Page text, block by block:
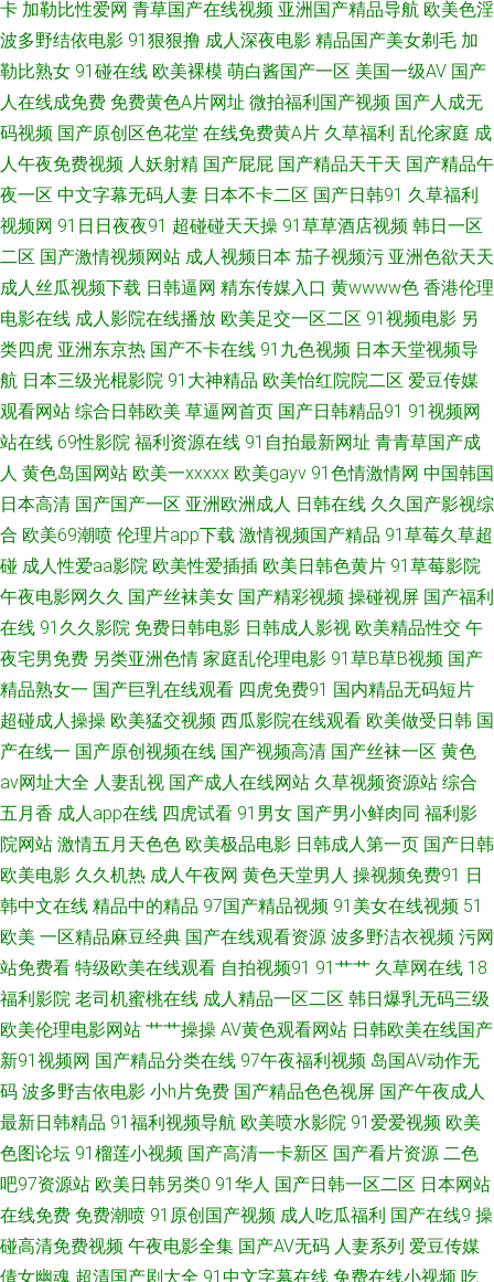
五月天干逼网站1 欧美网站a 国产日韩久久影院 AV淫网 狼人伊人色 激情欧美
亚 国产h片在线下载 97超碰探花 丝袜熟女中文字幕 欧美日A片 国产精品国
产自产 91在线精品视频 熟女福利视频导航 操免片视频 www五月天色 在线
中文字幕视频 深夜福利网 精品探花 99热这里有精品 91超碰在线内射 日日骚
AV网站 免费拳交群交 国产在线观看91 91在线丝袜 91豆花视频网址 婷婷四
播共享福利 婷婷四色超碰 91h人妻网站 香蕉污视频破解版 青青操影院 国产
人妖丝袜 99福利导航微拍 亚洲国产欧美另类 人人摸人人操人人 黄色A片网
址 av亚洲色色香蕉 91豆花视频在线 天天爽天天弄 欧美玖玖爱111 国产一二
三四 爱豆传媒AV 亚洲视频日韩 欧美综合性 国产极品另类 91尤物在线探花
五月丁香综合网 欧美色图18 国产专区路线 www啪啪啪av 91cn在线播放 日
本成人三级 九九成人自拍 超碰在线人网播放 最新亚洲黄色网址 91国视频 肏
屄日韩网址 影音先锋午夜福利 人人艹人妻 久草首页国产 福利社瑟瑟 91网站
在线播放 亚洲的图色 日韩成人网站 欧美BT熟女 黄色A片精品福利 成人色福
利导航 97超碰自拍 91破处免费 午夜少好福利 日韩在线123区 欧美性爱另类
3 久久福利站 国产第3页 jk啪啪内射 伊人黄色在线播放 日本一品大道 麻豆久
久 后入少妇一线天 超碰啪啪97 91香蕉综合操网 四虎影音 另类综合首页 国
产九区 超碰人人操在线 91视在线视频 午夜日韩91 日韩色av影院 免费成人A
片色图 激情欧美亚 丁香五月天综合网 1024毛片大全 91超碰在线五月 无码
91密桃视频 四虎黄一级片 人人妻人人肏 久草热久草com 国产精品自第 AV伦
理福利篇 91传媒在线免费 亚洲变态性爱网 日韩城人网站 欧美一A一片传媒
久久天天夜夜肏逼 国产呦系列706 操美女福利导航 91网站免费 午夜性色福
卡 加勒比性爱网 青草国产在线视频 亚洲国产精品导航 欧美色淫
波多野结依电影 91狠狠撸 成人深夜电影 精品国产美女剃毛 加
勒比熟女 91碰在线 欧美裸模 萌白酱国产一区 美国一级AV 国产
人在线成免费 免费黄色A片网址 微拍福利国产视频 国产人成无
码视频 国产原创区色花堂 在线免费黄A片 久草福利 乱伦家庭 成
人午夜免费视频 人妖射精 国产屁屁 国产精品天干天 国产精品午
夜一区 中文字幕无码人妻 日本不卡二区 国产日韩91 久草福利
视频网 91日日夜夜91 超碰碰天天操 91草草酒店视频 韩日一区
二区 国产激情视频网站 成人视频日本 茄子视频污 亚洲色欲天天
成人丝瓜视频下载 日韩逼网 精东传媒入口 黄wwww色 香港伦理
电影在线 成人影院在线播放 欧美足交一区二区 91视频电影 另
类四虎 亚洲东京热 国产不卡在线 91九色视频 日本天堂视频导
航 日本三级光棍影院 91大神精品 欧美怡红院院二区 爱豆传媒
观看网站 综合日韩欧美 草逼网首页 国产日韩精品91 91视频网
站在线 69性影院 福利资源在线 91自拍最新网址 青青草国产成
人 黄色岛国网站 欧美一xxxxx 欧美gayv 91色情激情网 中国韩国
日本高清 国产国产一区 亚洲欧洲成人 日韩在线 久久国产影视综
合 欧美69潮喷 伦理片app下载 激情视频国产精品 91草莓久草超
碰 成人性爱aa影院 欧美性爱插插 欧美日韩色黄片 91草莓影院
午夜电影网久久 国产丝袜美女 国产精彩视频 操碰视屏 国产福利
在线 91久久影院 免费日韩电影 日韩成人影视 欧美精品性交 午
夜宅男免费 另类亚洲色情 家庭乱伦理电影 91草B草B视频 国产
精品熟女一 国产巨乳在线观看 四虎免费91 国内精品无码短片
超碰成人操操 欧美猛交视频 西瓜影院在线观看 欧美做受日韩 国
产在线一 国产原创视频在线 国产视频高清 国产丝袜一区 黄色
av网址大全 人妻乱视 国产成人在线网站 久草视频资源站 综合
五月香 成人app在线 四虎试看 91男女 国产男小鲜肉同 福利影
院网站 激情五月天色色 欧美极品电影 日韩成人第一页 国产日韩
欧美电影 久久机热 成人午夜网 黄色天堂男人 操视频免费91 日
韩中文在线 精品中的精品 97国产精品视频 91美女在线视频 51
欧美 一区精品麻豆经典 国产在线观看资源 波多野洁衣视频 污网
站免费看 特级欧美在线观看 自拍视频91 91艹艹 久草网在线 18
福利影院 老司机蜜桃在线 成人精品一区二区 韩日爆乳无码三级
欧美伦理电影网站 艹艹操操 AV黄色观看网站 日韩欧美在线国产
新91视频网 国产精品分类在线 97午夜福利视频 岛国AV动作无
码 波多野吉依电影 小h片免费 国产精品色色视屏 国产午夜成人
最新日韩精品 91福利视频导航 欧美喷水影院 91爱爱视频 欧美
色图论坛 91榴莲小视频 国产高清一卡新区 国产看片资源 二色
吧97资源站 欧美日韩另类0 91华人 国产日韩一区二区 日本网站
在线免费 免费潮喷 91原创国产视频 成人吃瓜福利 国产在线9 操
碰高清免费视频 午夜电影全集 国产AV无码 人妻系列 爱豆传媒
倩女幽魂 超清国产剧大全 91中文字幕在线 免费在线小视频 吃